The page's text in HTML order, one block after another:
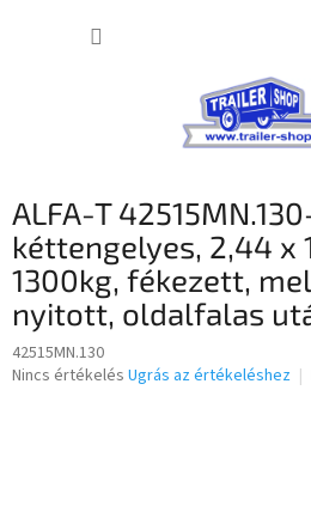
ALFA-T
kéttengelyes, 2,44 x
1300kg, fékezett,
nyitott, oldalfalas
42515MN.130
A
Nincs értékelés Ugrás az értékeléshez